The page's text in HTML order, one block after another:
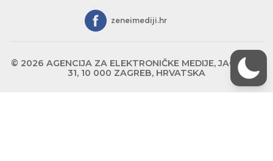
zeneimediji.hr
© 2026 AGENCIJA ZA ELEKTRONIČKE MEDIJE, JAGIĆEVA
31, 10 000 ZAGREB, HRVATSKA